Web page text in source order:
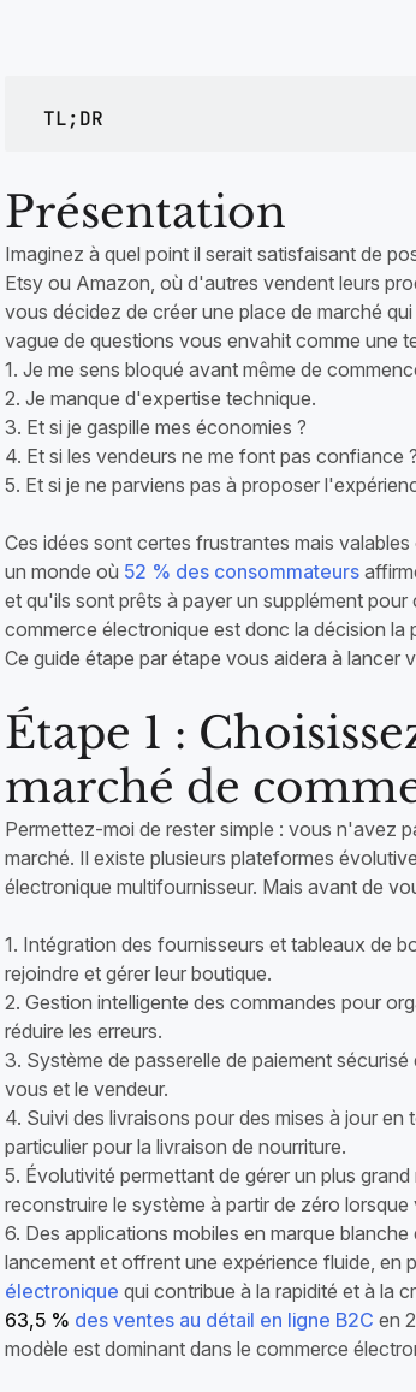
TL;DR
Présentation
Imaginez à quel point il serait satisfaisant de
Etsy ou Amazon, où d'autres vendent leurs
vous décidez de créer une place de marché
vague de questions vous envahit comme une
1. Je me sens bloqué avant même de
2. Je manque d'expertise technique.
3. Et si je gaspille mes économies ?
4. Et si les vendeurs ne me font pas confiance ?
5. Et si je ne parviens pas à proposer
Ces idées sont certes frustrantes mais
un monde où 52 % des consommateurs
et qu'ils sont prêts à payer un supplément
commerce électronique est donc la décision la
Ce guide étape par étape vous aidera à lancer
Étape 1 :
marché de
Permettez-moi de rester simple : vous n'avez
marché. Il existe plusieurs plateformes
électronique multifournisseur. Mais avant de
1. Intégration des fournisseurs et tableaux de
rejoindre et gérer leur boutique.
2. Gestion intelligente des commandes pour
réduire les erreurs.
3. Système de passerelle de paiement
vous et le vendeur.
4. Suivi des livraisons pour des mises à jour
particulier pour la livraison de nourriture.
5. Évolutivité permettant de gérer un plus
reconstruire le système à partir de zéro
6. Des applications mobiles en marque
lancement et offrent une expérience fluide, en
électronique qui contribue à la rapidité et à la
63,5 % des ventes au détail en ligne B2C en
modèle est dominant dans le commerce